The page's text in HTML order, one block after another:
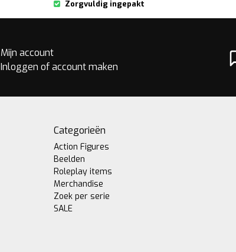
Zorgvuldig ingepakt
Mijn account
Inloggen of account maken
Categorieën
Action Figures
Beelden
Roleplay items
Merchandise
Zoek per serie
SALE